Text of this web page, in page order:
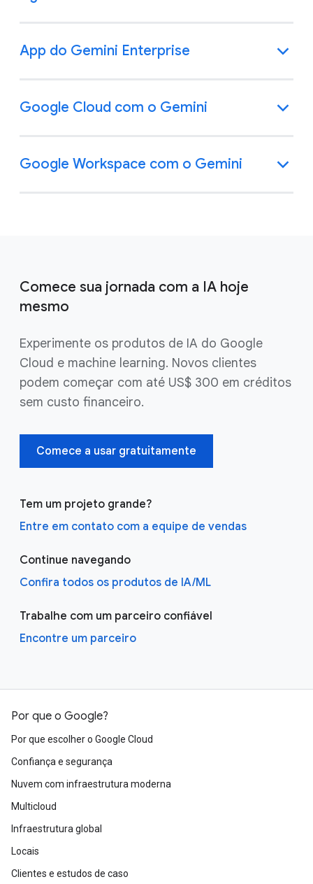
App do Gemini Enterprise
Google Cloud com o Gemini
Google Workspace com o Gemini
Comece sua jornada com a IA hoje
mesmo
Experimente os produtos de IA do Google
Cloud e machine learning. Novos clientes
podem começar com até US$ 300 em créditos
sem custo financeiro.
Comece a usar gratuitamente
Tem um projeto grande?
Entre em contato com a equipe de vendas
Continue navegando
Confira todos os produtos de IA/ML
Trabalhe com um parceiro confiável
Encontre um parceiro
Por que o Google?
Por que escolher o Google Cloud
Confiança e segurança
Nuvem com infraestrutura moderna
Multicloud
Infraestrutura global
Locais
Clientes e estudos de caso